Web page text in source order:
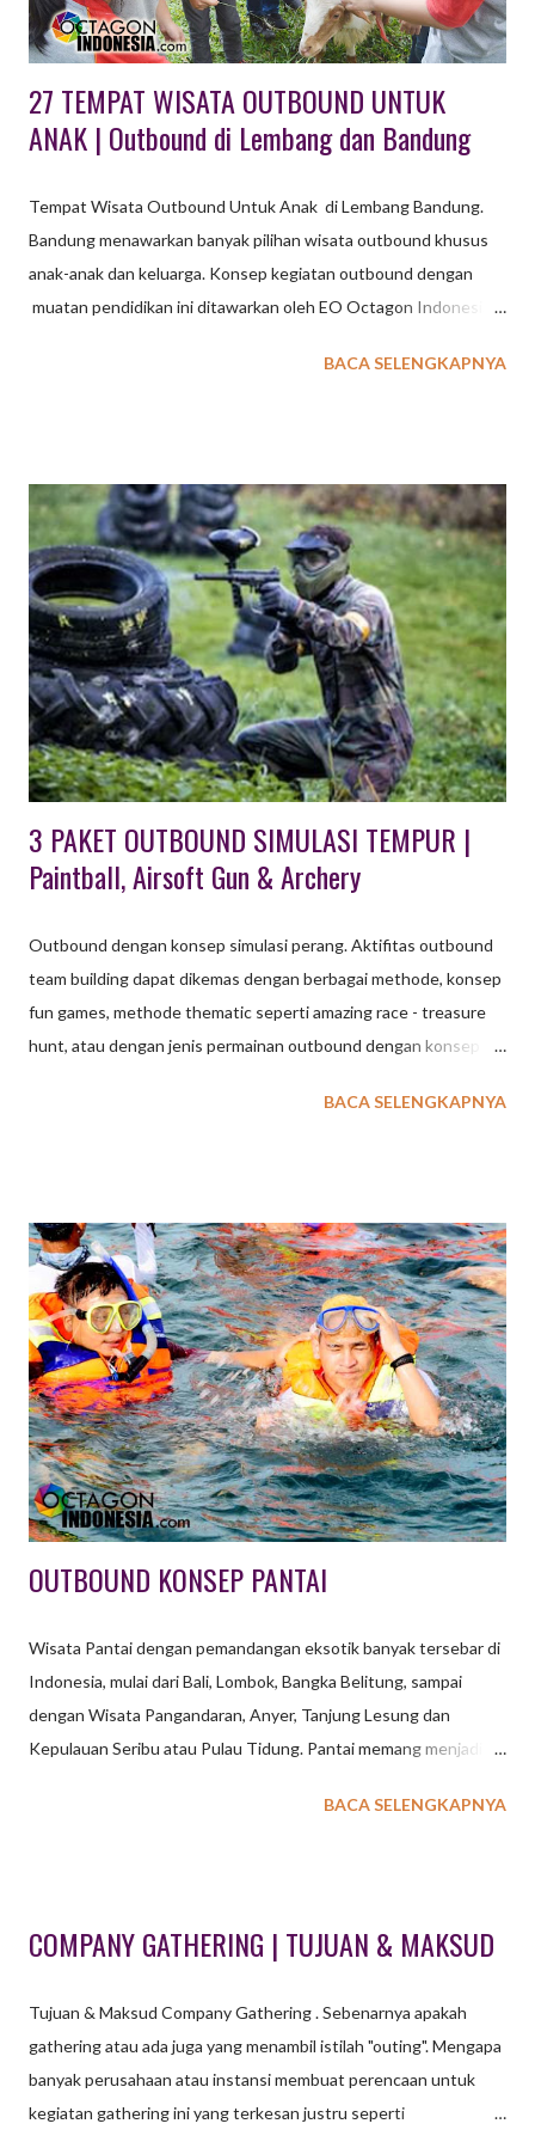
Employee Gatheri...
27 TEMPAT WISATA OUTBOUND UNTUK
ANAK | Outbound di Lembang dan Bandung
Tempat Wisata Outbound Untuk Anak di Lembang Bandung.
Bandung menawarkan banyak pilihan wisata outbound khusus
anak-anak dan keluarga. Konsep kegiatan outbound dengan
muatan pendidikan ini ditawarkan oleh EO Octagon Indonesia
Untuk kegiatan Family Gathering EXXO sudah sediakan
dengan disesuaikan karakteristik peserta dan usia. baca juga : 36
Tempat Wisata di Lembang TEMPAT WISATA OUTBOUND
UNTUK ANAK & FAMILY GATHERING DI BANDUNG Khusus
Wisata Outbound di Lembang Bandung ini , paket untuk usia
anak - anak tersedia Program Outbound Character Building
berupa aktifitas wisata edukasi untuk pelajar PAUD, TK maupun
SD dan SMP. Teriakan anak - anak terdengar sangat nyaring saat
pemandu dari EO Octagon Indonesia memberi instruksi ...
BACA SELENGKAPNYA
3 PAKET OUTBOUND SIMULASI TEMPUR |
Paintball, Airsoft Gun & Archery
Outbound dengan konsep simulasi perang. Aktifitas outbound
team building dapat dikemas dengan berbagai methode, konsep
fun games, methode thematic seperti amazing race - treasure
hunt, atau dengan jenis permainan outbound dengan konsep
cukup tinggi, EXXO INDONESIA menyediakan beberapa pilihan
atau kelompok pemain berusaha untuk mengalahkan pemain /
kelompok lain dengan cara memberi tanda cat di tubuh lawan.
Peluru cat yang digunakan harus terbuat dari bahan yang aman
dan tidak beracun, sedangkan senjata yang digunakan untuk
menembakkannya biasa disebut paintball marker atau paintball
gun. Peralatan lain yang harus ada ialah masker pelindung wajah.
Selain untuk permainan, teknologi Paintball juga digunakan
sebagai simulasi / latihan militer yang lebi...
BACA SELENGKAPNYA
OUTBOUND KONSEP PANTAI
Wisata Pantai dengan pemandangan eksotik banyak tersebar di
Indonesia, mulai dari Bali, Lombok, Bangka Belitung, sampai
dengan Wisata Pangandaran, Anyer, Tanjung Lesung dan
Kepulauan Seribu atau Pulau Tidung. Pantai memang menjadi
keindahan maupun kenyamanan. Tidak perlu games yang
GATHERING DENGAN KONSEP PANTAI Suara deburan ombak
panorama saat kita berada di pantai. Beberapa aktifitas olah raga
air atau yang dikenal dengan istilah watersport menjadi aktifitas
wajib bagi para pelancong atau wisatawan. Snorkeling, Jetski,
Banana Boat, Sea Kayak, Pedal Boat atau hanya sekedar
BACA SELENGKAPNYA
COMPANY GATHERING | TUJUAN & MAKSUD
Tujuan & Maksud Company Gathering . Sebenarnya apakah
gathering atau ada juga yang menambil istilah "outing". Mengapa
banyak perusahaan atau instansi membuat perencaan untuk
kegiatan gathering ini yang terkesan justru seperti